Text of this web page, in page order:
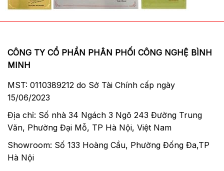
CÔNG TY CỔ PHẦN PHÂN PHỐI CÔNG NGHỆ BÌNH
MINH
MST: 0110389212 do Sở Tài Chính cấp ngày
15/06/2023
Địa chỉ: Số nhà 34 Ngách 3 Ngõ 243 Đường Trung
Văn, Phường Đại Mỗ, TP Hà Nội, Việt Nam
Showroom: Số 133 Hoàng Cầu, Phường Đống Đa,TP
Hà Nội